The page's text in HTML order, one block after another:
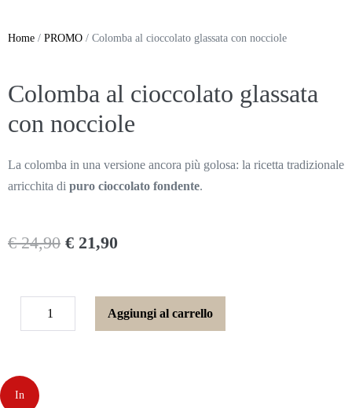
Home / PROMO / Colomba al cioccolato glassata con nocciole
Colomba al cioccolato glassata
con nocciole
La colomba in una versione ancora più golosa: la ricetta tradizionale
arricchita di puro cioccolato fondente.
€24,90 € 21,90
Aggiungi al carrello
In